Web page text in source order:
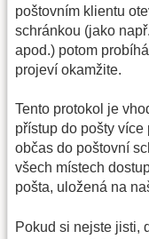
poštovním klientu
schránkou (jako
apod.) potom
projeví okamžite.
Tento protokol je
přístup do pošty
občas do poštovní
všech místech
pošta, uložená na
Pokud si nejste jisti,